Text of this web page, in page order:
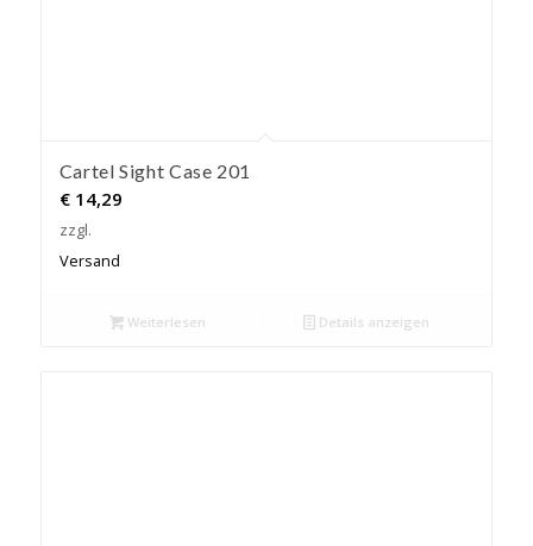
Cartel Sight Case 201
€14,29
zzgl.
Versand
Weiterlesen Details anzeigen